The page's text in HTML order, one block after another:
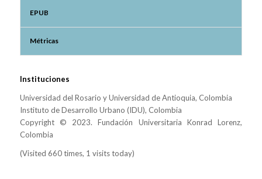
EPUB
Métricas
Instituciones
Universidad del Rosario y Universidad de Antioquia, Colombia
Instituto de Desarrollo Urbano (IDU), Colombia
Copyright © 2023. Fundación Universitaria Konrad Lorenz,
Colombia
(Visited 660 times, 1 visits today)